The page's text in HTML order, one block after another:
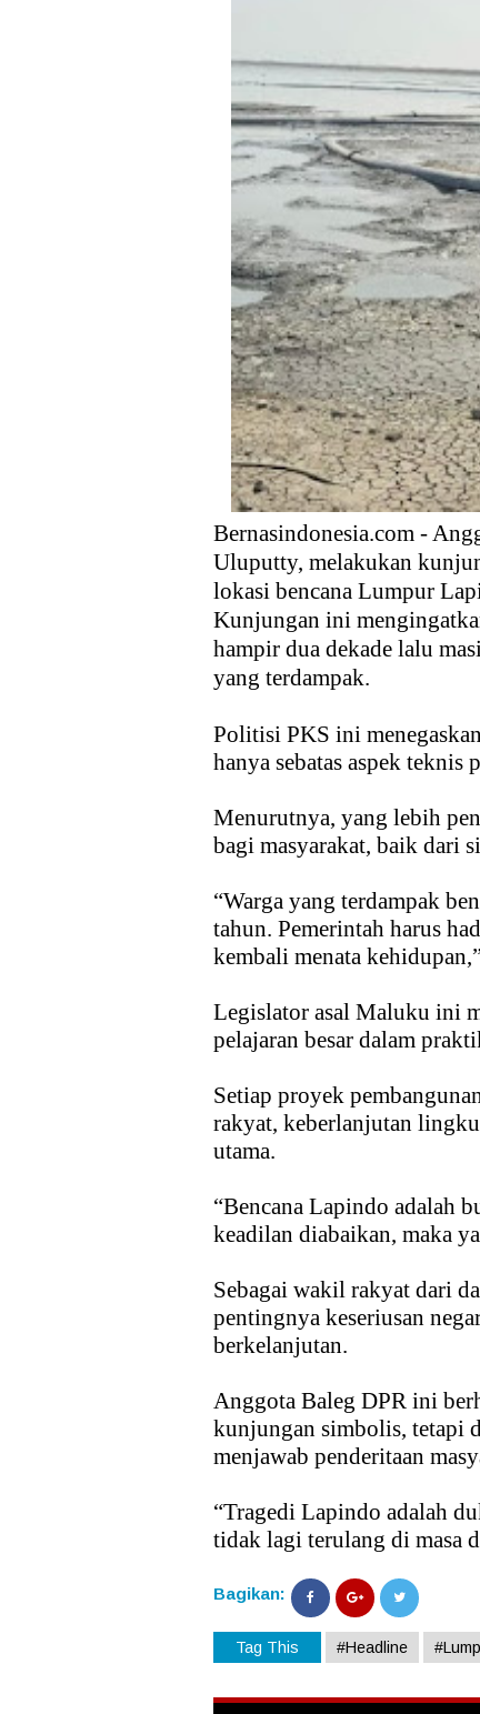
Kebijakan Strategis
Distribusi Buku Harus
Waketum MUI Dukung
Membebaskan sektor Riil
Media Guangzhou Hadapi
Bamsoet Ingatkan Industri
Bernasindonesia.com -
Uluputty, melakukan
lokasi bencana Lumpur
Kunjungan ini
hampir dua dekade lalu
yang terdampak.
Politisi PKS ini
hanya sebatas aspek teknis
Menurutnya, yang lebih
bagi masyarakat, baik dari
“Warga yang terdampak
tahun. Pemerintah harus
kembali menata
Legislator asal Maluku ini
pelajaran besar dalam
Setiap proyek
rakyat, keberlanjutan
utama.
“Bencana Lapindo adalah
keadilan diabaikan, maka
Sebagai wakil rakyat dari
pentingnya keseriusan
berkelanjutan.
Anggota Baleg DPR ini
kunjungan simbolis, tetapi
menjawab penderitaan
“Tragedi Lapindo adalah
tidak lagi terulang di masa
Bagikan:
Tag This #Headline